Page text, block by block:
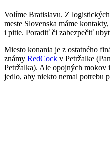
Volíme Bratislavu. Z
meste Slovenska máme
i pitie. Poradiť či zabezpečiť
Miesto konania je z ostatného
známy RedCock v Petržalke
Petržalka). Ale opojných mokov
jedlo, aby niekto nemal potrebu